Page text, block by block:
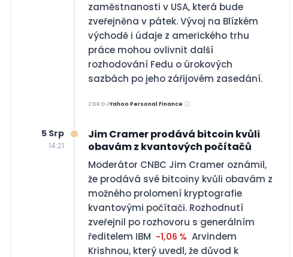
zaměstnanosti v USA, která bude
zveřejněna v pátek. Vývoj na Blízkém
východě i údaje z amerického trhu
práce mohou ovlivnit další
rozhodování Fedu o úrokových
sazbách po jeho zářijovém zasedání.
ZDROJYahoo Personal Finance
5 Srp
14:21
Jim Cramer prodává bitcoin kvůli
obavám z kvantových počítačů
Moderátor CNBC Jim Cramer oznámil,
že prodává své bitcoiny kvůli obavám z
možného prolomení kryptografie
kvantovými počítači. Rozhodnutí
zveřejnil po rozhovoru s generálním
ředitelem IBM -1,06 % Arvindem
Krishnou, který uvedl, že důvod k